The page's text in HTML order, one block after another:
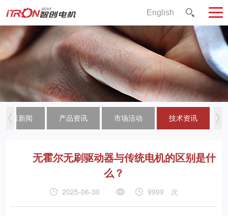
English
公司新闻 产品资讯 市场活动 技术资讯
无霍尔无刷驱动器与传统电机的区别是什
么？
2025-06-30 9999 次